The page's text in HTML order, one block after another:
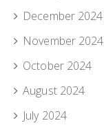
December 2024
November 2024
October 2024
August 2024
July 2024